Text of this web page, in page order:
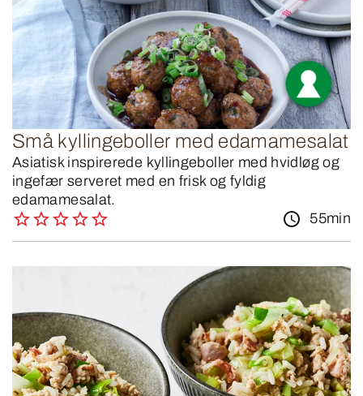
Små kyllingeboller med edamamesalat
Asiatisk inspirerede kyllingeboller med hvidløg og
ingefær serveret med en frisk og fyldig
edamamesalat.
55min